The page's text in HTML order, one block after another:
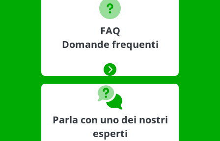
FAQ
Domande frequenti
Parla con uno dei nostri
esperti